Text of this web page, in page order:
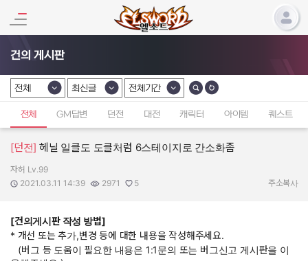
건의 게시판
카테고리 선택
전체
카테고리 선택
최신글
카테고리 선택
전체기간
전체 GM답변 던전 대전 캐릭터 아이템 퀘스트
[던전] 헤닐 일클도 도클처럼 6스테이지로 간소화좀
작성자:
자허 Lv.99
작성일:
2021.03.11 14:39
조회수:
2971
추천수:
5 주소복사
[건의게시판 작성 방법]
* 개선 또는 추가,변경 등에 대한 내용을 작성해주세요.
(버그 등 도움이 필요한 내용은 1:1문의 또는 버그신고 게시판을 이